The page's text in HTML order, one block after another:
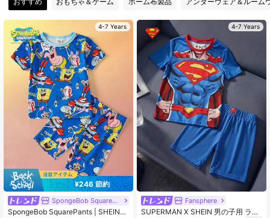
4-7 Years
¥246 節約
SpongeBob SquarePants
SpongeBob SquarePants | SHEIN
4-7 Years
Fansphere
SUPERMAN X SHEIN 男の子用 ラウ